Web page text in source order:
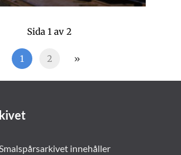
Sida 1 av 2
1 2 »
innehåller